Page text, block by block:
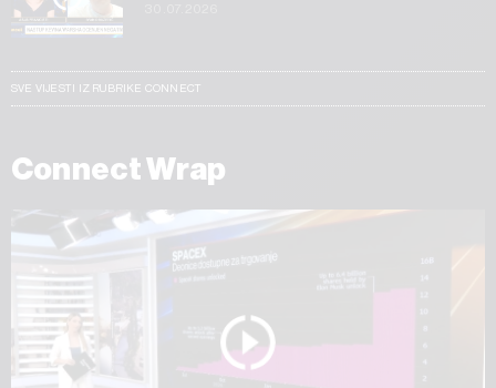
SVE VIJESTI IZ RUBRIKE CONNECT
Connect Wrap